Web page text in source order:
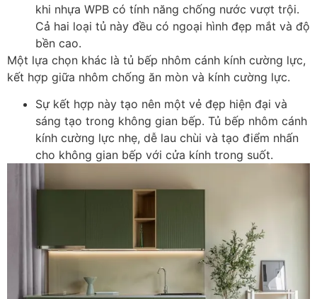
khi nhựa WPB có tính năng chống nước vượt trội.
Cả hai loại tủ này đều có ngoại hình đẹp mắt và độ
bền cao.
Một lựa chọn khác là tủ bếp nhôm cánh kính cường lực,
kết hợp giữa nhôm chống ăn mòn và kính cường lực.
Sự kết hợp này tạo nên một vẻ đẹp hiện đại và
sáng tạo trong không gian bếp. Tủ bếp nhôm cánh
kính cường lực nhẹ, dễ lau chùi và tạo điểm nhấn
cho không gian bếp với cửa kính trong suốt.